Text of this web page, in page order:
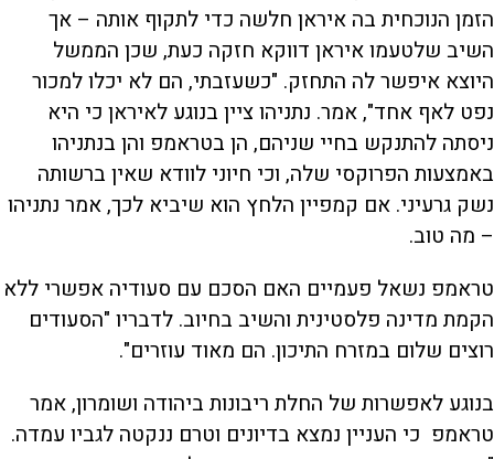
הזמן הנוכחית בה איראן חלשה כדי לתקוף אותה – אך
השיב שלטעמו איראן דווקא חזקה כעת, שכן הממשל
היוצא איפשר לה התחזק. "כשעזבתי, הם לא יכלו למכור
נפט לאף אחד", אמר. נתניהו ציין בנוגע לאיראן כי היא
ניסתה להתנקש בחיי שניהם, הן בטראמפ והן בנתניהו
באמצעות הפרוקסי שלה, וכי חיוני לוודא שאין ברשותה
נשק גרעיני. אם קמפיין הלחץ הוא שיביא לכך, אמר נתניהו
– מה טוב.
טראמפ נשאל פעמיים האם הסכם עם סעודיה אפשרי ללא
הקמת מדינה פלסטינית והשיב בחיוב. לדבריו "הסעודים
רוצים שלום במזרח התיכון. הם מאוד עוזרים".
בנוגע לאפשרות של החלת ריבונות ביהודה ושומרון, אמר
טראמפ כי העניין נמצא בדיונים וטרם ננקטה לגביו עמדה.